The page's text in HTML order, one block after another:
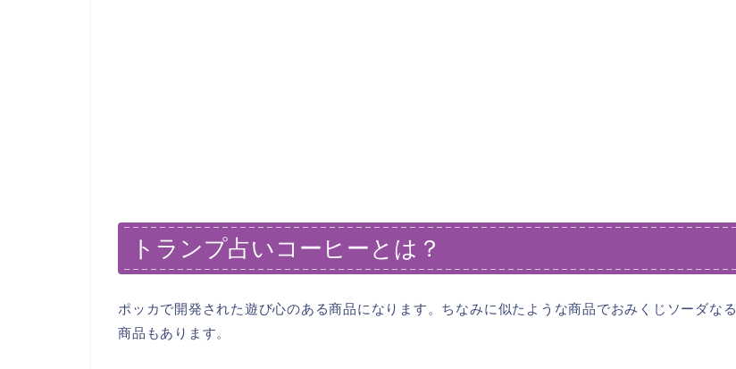
トランプ占いコーヒーとは？
ポッカで開発された遊び心のある商品になります。ちなみに似たような商品でおみくじソーダなる
商品もあります。